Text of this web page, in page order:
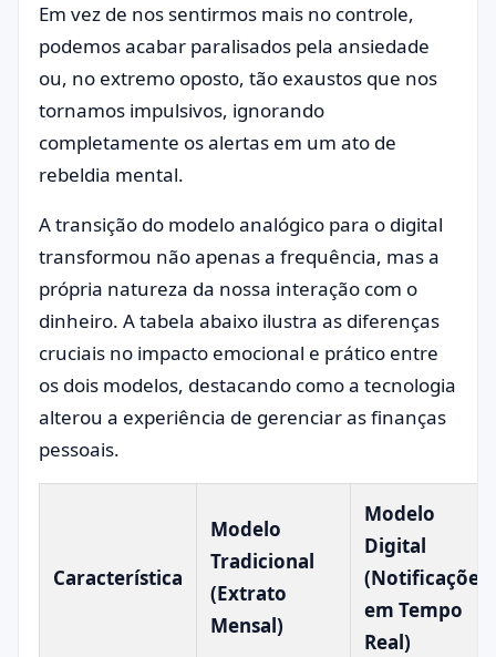
Em vez de nos sentirmos mais no controle,
podemos acabar paralisados pela ansiedade
ou, no extremo oposto, tão exaustos que nos
tornamos impulsivos, ignorando
completamente os alertas em um ato de
rebeldia mental.
A transição do modelo analógico para o digital
transformou não apenas a frequência, mas a
própria natureza da nossa interação com o
dinheiro. A tabela abaixo ilustra as diferenças
cruciais no impacto emocional e prático entre
os dois modelos, destacando como a tecnologia
alterou a experiência de gerenciar as finanças
pessoais.
Característica
Modelo
Tradicional
(Extrato
Mensal)
Modelo
Digital
(Notificações
em Tempo
Real)